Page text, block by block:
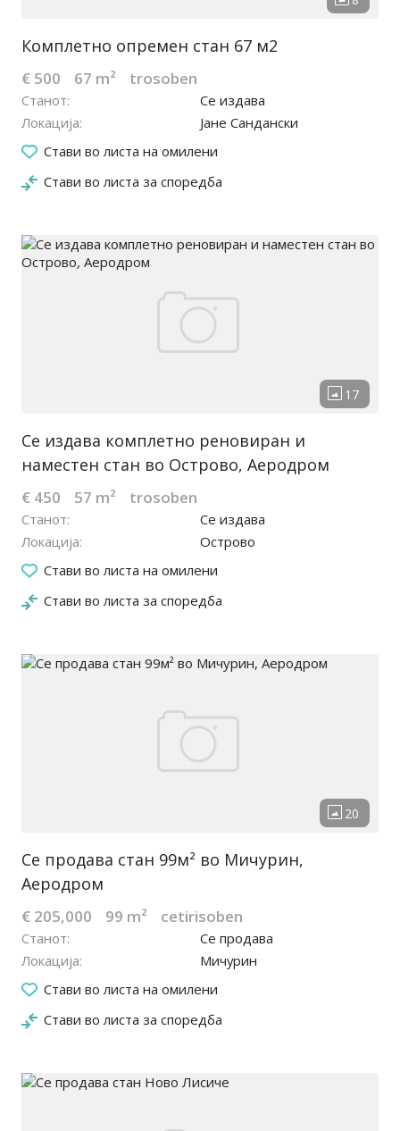
Комплетно опремен стан 67 м2
€ 500 67 m² trosoben
Станот
Се издава
Локација
Јане Сандански
Стави во листа на омилени
Стави во листа за споредба
30.03.2026
Се издава комплетно реновиран и
наместен стан во Острово, Аеродром
€ 450 57 m² trosoben
Станот
Се издава
Локација
Острово
Стави во листа на омилени
Стави во листа за споредба
30.03.2026
Се продава стан 99м² во Мичурин,
Аеродром
€ 205,000 99 m² cetirisoben
Станот
Се продава
Локација
Мичурин
Стави во листа на омилени
Стави во листа за споредба
25.03.2026